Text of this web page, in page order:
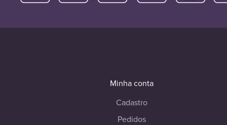
Minha conta
Cadastro
Pedidos